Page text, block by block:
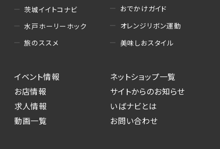
茨城イイトコナビ
水戸ホーリーホック
旅のススメ
おでかけガイド
オレンジリボン運動
美味しおスタイル
イベント情報
お店情報
求人情報
動画一覧
ネットショップ一覧
サイトからのお知らせ
いばナビとは
お問い合わせ